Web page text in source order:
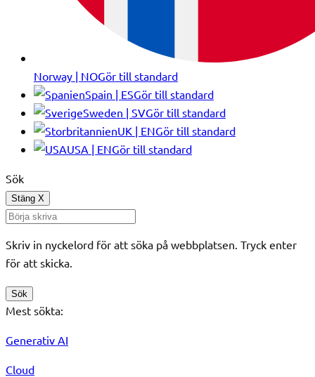
Norway | NOGör till standard
Spain | ESGör till standard
Sweden | SVGör till standard
UK | ENGör till standard
USA | ENGör till standard
Sök
Stäng X
Skriv in nyckelord för att söka på webbplatsen. Tryck enter
för att skicka.
Sök
Mest sökta:
Generativ AI
Cloud